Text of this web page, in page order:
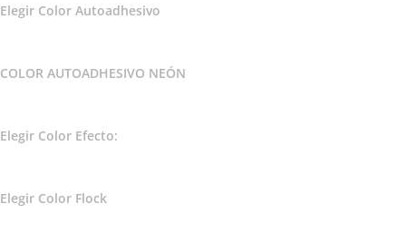
Elegir Color Autoadhesivo
COLOR AUTOADHESIVO NEÓN
Elegir Color Efecto:
Elegir Color Flock